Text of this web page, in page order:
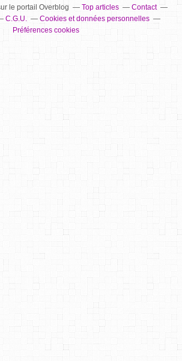
le portail Overblog Top articles
Contact
C.G.U.
Cookies et données personnelles
Préférences cookies